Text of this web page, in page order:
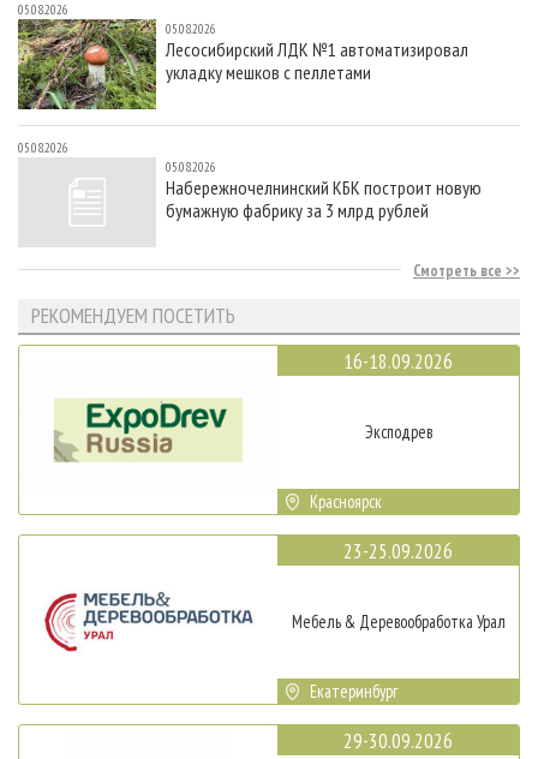
05.08.2026
05.08.2026
Лесосибирский ЛДК №1 автоматизировал
укладку мешков с пеллетами
05.08.2026
05.08.2026
Набережночелнинский КБК построит новую
бумажную фабрику за 3 млрд рублей
Смотреть все
РЕКОМЕНДУЕМ ПОСЕТИТЬ
16-18.09.2026
Эксподрев
Красноярск
23-25.09.2026
Мебель & Деревообработка Урал
Екатеринбург
29-30.09.2026